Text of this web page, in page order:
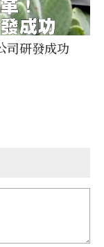
司研發成功